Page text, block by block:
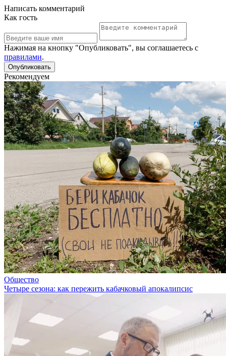
Написать комментарий
Как гость
Нажимая на кнопку "Опубликовать", вы соглашаетесь с
правилами.
Рекомендуем
Общество
Четыре сезона: как пережить кабачковый апокалипсис